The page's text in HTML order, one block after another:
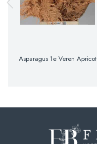
Asparagus 1e Veren Apricot